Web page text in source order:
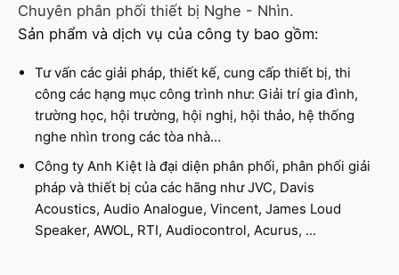
Chuyên phân phối thiết bị Nghe - Nhìn.
Sản phẩm và dịch vụ của công ty bao gồm:
Tư vấn các giải pháp, thiết kế, cung cấp thiết bị, thi
công các hạng mục công trình như: Giải trí gia đình,
trường học, hội trường, hội nghị, hội thảo, hệ thống
nghe nhìn trong các tòa nhà…
Công ty Anh Kiệt là đại diện phân phối, phân phối giải
pháp và thiết bị của các hãng như JVC, Davis
Acoustics, Audio Analogue, Vincent, James Loud
Speaker, AWOL, RTI, Audiocontrol, Acurus, ...